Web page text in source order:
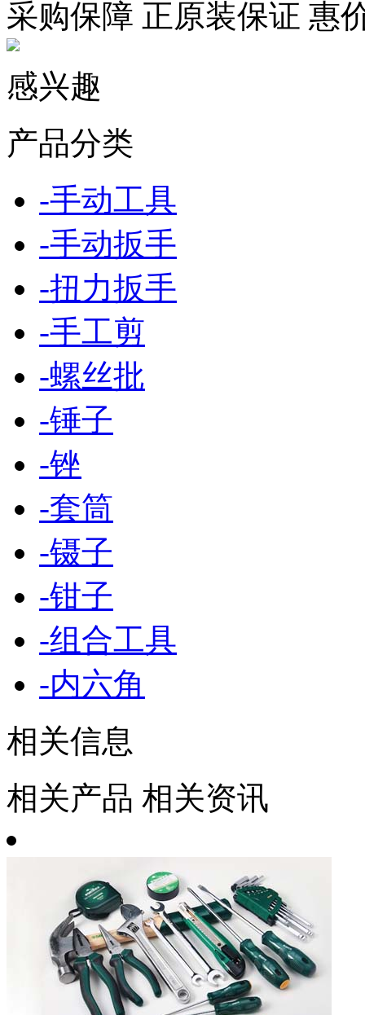
采购保障 正原装保证 惠
感兴趣
产品分类
-手动工具
-手动扳手
-扭力扳手
-手工剪
-螺丝批
-锤子
-锉
-套筒
-镊子
-钳子
-组合工具
-内六角
相关信息
相关产品 相关资讯